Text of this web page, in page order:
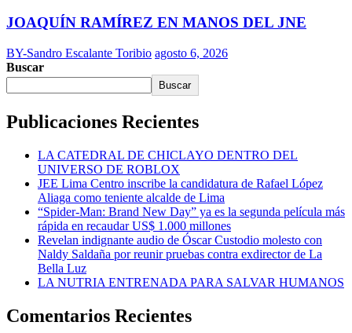
JOAQUÍN RAMÍREZ EN MANOS DEL JNE
BY-Sandro Escalante Toribio agosto 6, 2026
Buscar
Buscar
Publicaciones Recientes
LA CATEDRAL DE CHICLAYO DENTRO DEL
UNIVERSO DE ROBLOX
JEE Lima Centro inscribe la candidatura de Rafael López
Aliaga como teniente alcalde de Lima
“Spider-Man: Brand New Day” ya es la segunda película más
rápida en recaudar US$ 1.000 millones
Revelan indignante audio de Óscar Custodio molesto con
Naldy Saldaña por reunir pruebas contra exdirector de La
Bella Luz
LA NUTRIA ENTRENADA PARA SALVAR HUMANOS
Comentarios Recientes